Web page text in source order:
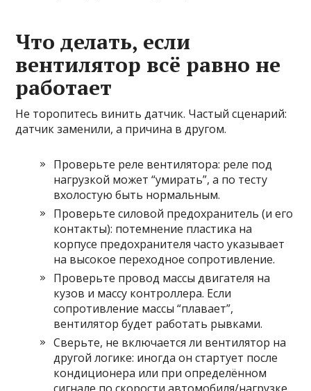
Что делать, если
вентилятор всё равно не
работает
Не торопитесь винить датчик. Частый сценарий:
датчик заменили, а причина в другом.
Проверьте реле вентилятора: реле под
нагрузкой может “умирать”, а по тесту
вхолостую быть нормальным.
Проверьте силовой предохранитель (и его
контакты): потемнение пластика на
корпусе предохранителя часто указывает
на высокое переходное сопротивление.
Проверьте провод массы двигателя на
кузов и массу контроллера. Если
сопротивление массы “плавает”,
вентилятор будет работать рывками.
Сверьте, не включается ли вентилятор на
другой логике: иногда он стартует после
кондиционера или при определённом